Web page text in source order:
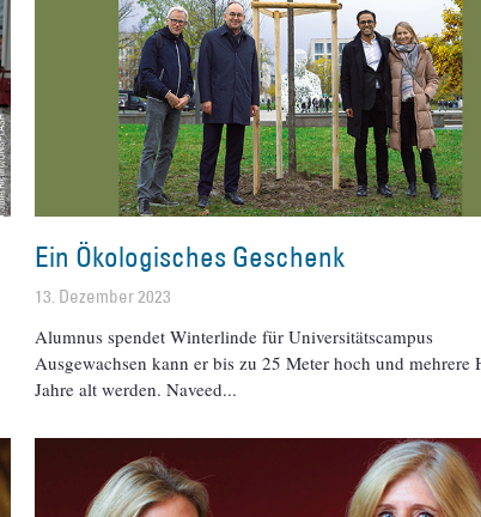
Ein Ökologisches Geschenk
13. Dezember 2023
Alumnus spendet Winterlinde für Universitätscampus
Ausgewachsen kann er bis zu 25 Meter hoch und mehrere
Jahre alt werden. Naveed